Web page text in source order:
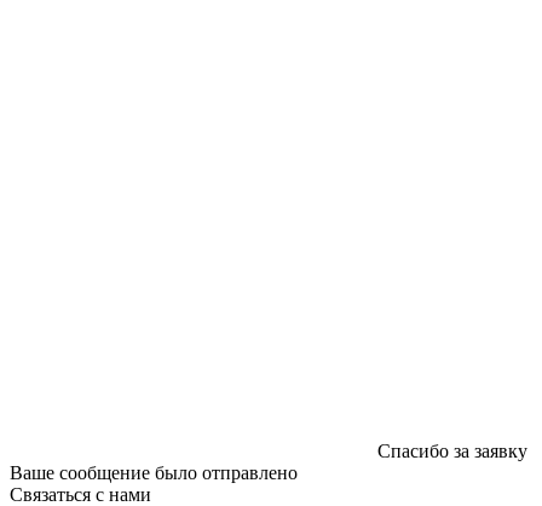
Спасибо за заявку
Ваше сообщение было отправлено
Связаться с нами